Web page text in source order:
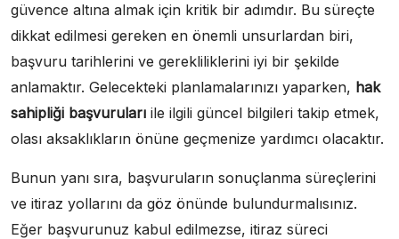
güvence altına almak için kritik bir adımdır. Bu süreçte
dikkat edilmesi gereken en önemli unsurlardan biri,
başvuru tarihlerini ve gerekliliklerini iyi bir şekilde
anlamaktır. Gelecekteki planlamalarınızı yaparken, hak
sahipliği başvuruları ile ilgili güncel bilgileri takip etmek,
olası aksaklıkların önüne geçmenize yardımcı olacaktır.
Bunun yanı sıra, başvuruların sonuçlanma süreçlerini
ve itiraz yollarını da göz önünde bulundurmalısınız.
Eğer başvurunuz kabul edilmezse, itiraz süreci